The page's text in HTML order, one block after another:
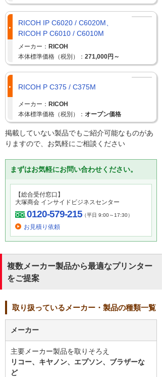
RICOH IP C6020 / C6020M、
RICOH P C6010 / C6010M
メーカー： RICOH
本体標準価格（税別）： 271,000円～
RICOH P C375 / C375M
メーカー： RICOH
本体標準価格（税別）： オープン価格
掲載していない製品でもご紹介可能なものがあ
りますので、お気軽にご相談ください
まずはお気軽にお問い合わせください。
【総合受付窓口】
大塚商会 インサイドビジネスセンター
0120-579-215（平日 9:00～17:30）
お見積り依頼
複数メーカー製品から最適なプリンター
をご提案
取り扱っているメーカー・製品の種類一覧
メーカー
主要メーカー製品を取りそろえ
リコー、キヤノン、エプソン、ブラザーな
ど